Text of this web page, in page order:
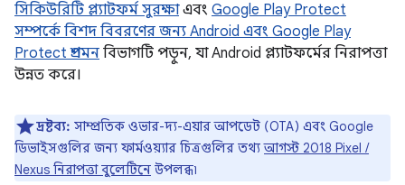
সিকিউরিটি প্ল্যাটফর্ম সুরক্ষাএবং Google Play Protect
সম্পর্কে বিশদ বিবরণের জন্য Android এবং Google Play
Protect প্রশমন বিভাগটি পড়ুন, যা Android প্ল্যাটফর্মের নিরাপত্তা
উন্নত করে।
দ্রষ্টব্য: সাম্প্রতিক ওভার-দ্য-এয়ার আপডেট (OTA) এবং Google
ডিভাইসগুলির জন্য ফার্মওয়্যার চিত্রগুলির তথ্যআগস্ট 2018 Pixel /
Nexus নিরাপত্তা বুলেটিনে উপলব্ধ৷